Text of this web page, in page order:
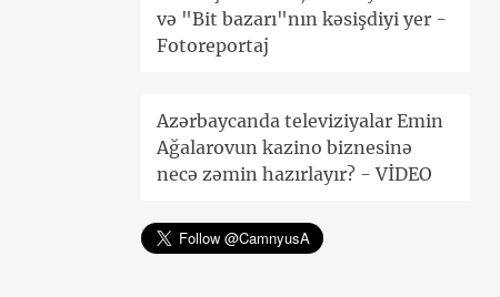
və "Bit bazarı"nın kəsişdiyi yer -
Fotoreportaj
Azərbaycanda televiziyalar Emin
Ağalarovun kazino biznesinə
necə zəmin hazırlayır? - VİDEO